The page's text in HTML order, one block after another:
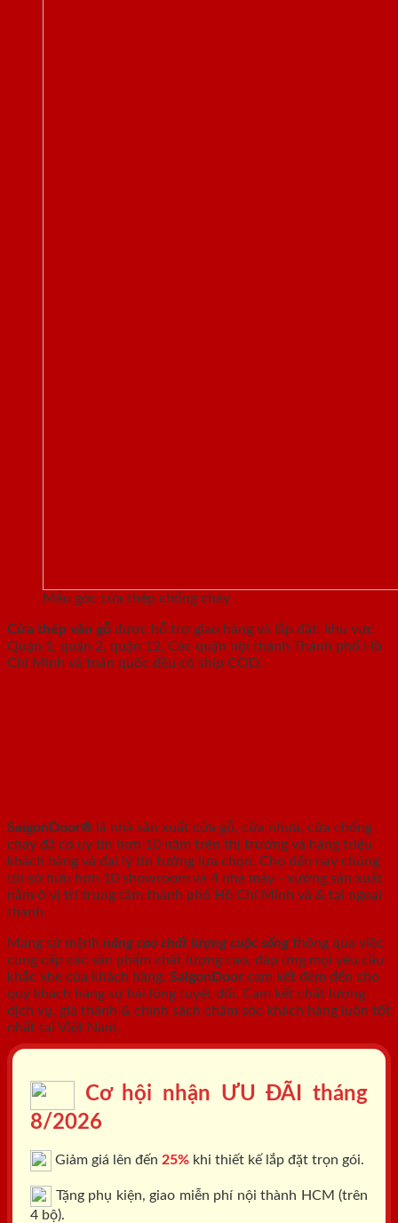
Mẫu góc cửa thép chống cháy
Cửa thép vân gỗ được hỗ trợ giao hàng và lắp đặt khu vực
Quận 1, quận 2, quận 12, Các quận nội thành Thành phố Hồ
Chí Minh và toàn quốc đều có ship COD.
SaigonDoor® là nhà sản xuất cửa gỗ, cửa nhựa, cửa chống
cháy đã có uy tín hơn 10 năm trên thị trường và hàng triệu
khách hàng và đại lý tin tưởng lựa chọn. Cho đến nay chúng
tôi sở hữu hơn 10 showroom và 4 nhà máy - xưởng sản xuất
nằm ở vị trí trung tâm thành phố Hồ Chí Minh và & tại ngoại
thành.
Mang sứ mệnh nâng cao chất lượng cuộc sống thông qua việc
cung cấp các sản phẩm chất lượng cao, đáp ứng mọi yêu cầu
khắc khe của khách hàng. SaigonDoor cam kết đem đến cho
quý khách hàng sự hài lòng tuyệt đối. Cam kết chất lượng
dịch vụ, giá thành & chính sách chăm sóc khách hàng luôn tốt
nhất tại Việt Nam.
Cơ hội nhận ƯU ĐÃI tháng
8/2026
Giảm giá lên đến 25% khi thiết kế lắp đặt trọn gói.
Tặng phụ kiện, giao miễn phí nội thành HCM (trên
4 bộ).